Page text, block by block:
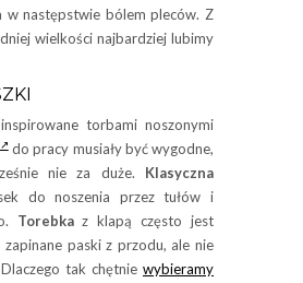
w następstwie bólem pleców. Z
wielkości najbardziej lubimy
torbami noszonymi
do pracy musiały być wygodne,
nie za duże. Klasyczna
do noszenia przez tułów i
Torebkaz klapą często jest
paski z przodu, ale nie
tak chętnie wybieramy